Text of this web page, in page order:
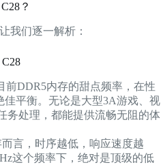
？
我们逐一解析：
前DDR5内存的甜点频率，在性
佳平衡。无论是大型3A游戏、视
务处理，都能提供流畅无阻的体
而言，时序越低，响应速度越
这个频率下，绝对是顶级的低